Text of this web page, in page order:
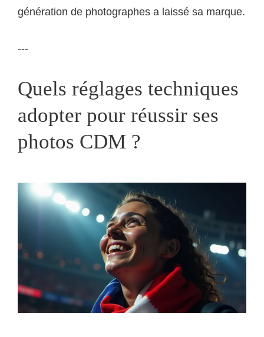
génération de photographes a laissé sa marque.
---
Quels réglages techniques
adopter pour réussir ses
photos CDM ?